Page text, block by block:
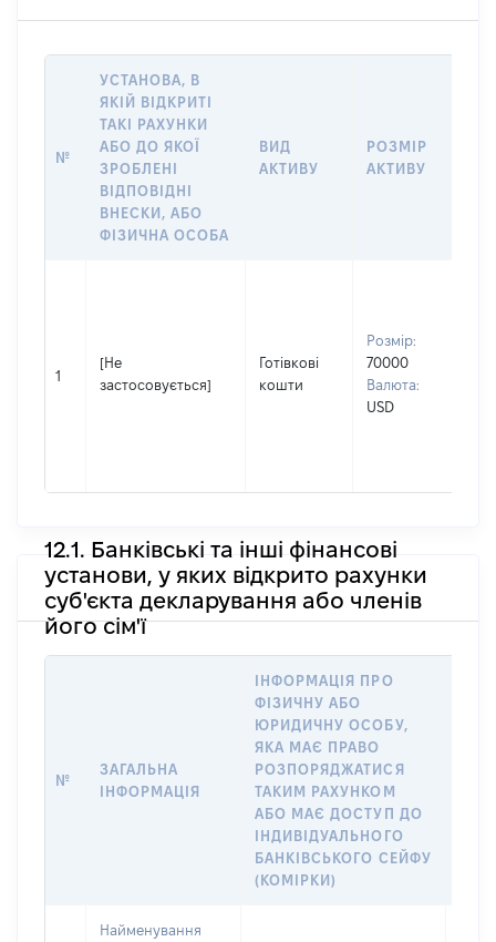
№
УСТАНОВА, В
ЯКІЙ ВІДКРИТІ
ТАКІ РАХУНКИ
АБО ДО ЯКОЇ
ЗРОБЛЕНІ
ВІДПОВІДНІ
ВНЕСКИ, АБО
ФІЗИЧНА ОСОБА
ВИД
АКТИВУ
РОЗМІР
АКТИВУ
1
[Не
застосовується]
Готівкові
кошти
Розмір:
70000
Валюта:
USD
12.1. Банківські та інші фінансові
установи, у яких відкрито рахунки
суб'єкта декларування або членів
його сім'ї
№
ЗАГАЛЬНА
ІНФОРМАЦІЯ
ІНФОРМАЦІЯ ПРО
ФІЗИЧНУ АБО
ЮРИДИЧНУ ОСОБУ,
ЯКА МАЄ ПРАВО
РОЗПОРЯДЖАТИСЯ
ТАКИМ РАХУНКОМ
АБО МАЄ ДОСТУП ДО
ІНДИВІДУАЛЬНОГО
БАНКІВСЬКОГО СЕЙФУ
(КОМІРКИ)
Найменування